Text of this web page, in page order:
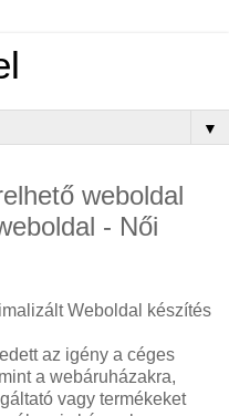
▼
weboldal
- Női
Weboldal készítés
az igény a céges
a webáruházakra,
vagy termékeket